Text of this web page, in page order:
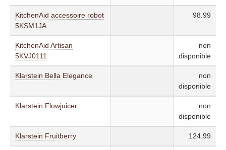
KitchenAid accessoire robot
5KSM1JA
98.99
KitchenAid Artisan
5KVJ0111
non
disponible
Klarstein Bella Elegance
non
disponible
Klarstein Flowjuicer
non
disponible
Klarstein Fruitberry 124.99